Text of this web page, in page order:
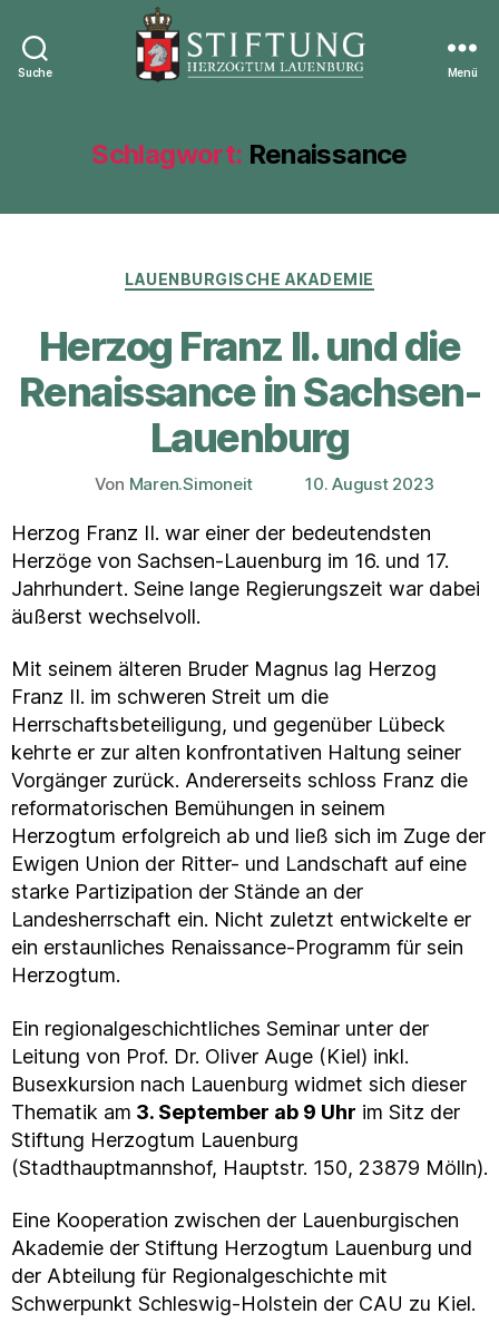
Suche
Lauenburg
Menü
Schlagwort: Renaissance
Kategorien
LAUENBURGISCHE AKADEMIE
Herzog Franz II. und die
Renaissance in Sachsen-
Lauenburg
Beitragsautor
Von Maren.Simoneit Veröffentlichungsdatum
10. August 2023
Herzog Franz II. war einer der bedeutendsten
Herzöge von Sachsen-Lauenburg im 16. und 17.
Jahrhundert. Seine lange Regierungszeit war dabei
äußerst wechselvoll.
Mit seinem älteren Bruder Magnus lag Herzog
Franz II. im schweren Streit um die
Herrschaftsbeteiligung, und gegenüber Lübeck
kehrte er zur alten konfrontativen Haltung seiner
Vorgänger zurück. Andererseits schloss Franz die
reformatorischen Bemühungen in seinem
Herzogtum erfolgreich ab und ließ sich im Zuge der
Ewigen Union der Ritter- und Landschaft auf eine
starke Partizipation der Stände an der
Landesherrschaft ein. Nicht zuletzt entwickelte er
ein erstaunliches Renaissance-Programm für sein
Herzogtum.
Ein regionalgeschichtliches Seminar unter der
Leitung von Prof. Dr. Oliver Auge (Kiel) inkl.
Busexkursion nach Lauenburg widmet sich dieser
Thematik am 3. September ab 9 Uhr im Sitz der
Stiftung Herzogtum Lauenburg
(Stadthauptmannshof, Hauptstr. 150, 23879 Mölln).
Eine Kooperation zwischen der Lauenburgischen
Akademie der Stiftung Herzogtum Lauenburg und
der Abteilung für Regionalgeschichte mit
Schwerpunkt Schleswig-Holstein der CAU zu Kiel.